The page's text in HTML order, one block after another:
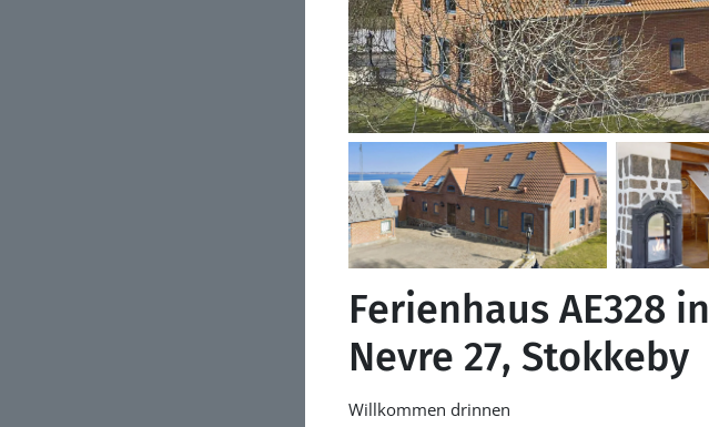
Ferienhaus AE328 in
Nevre 27, Stokkeby
Willkommen drinnen